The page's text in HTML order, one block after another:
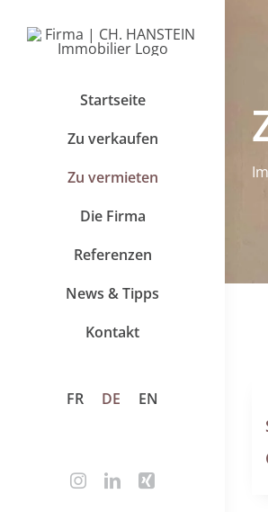
Inhalt
Startseite
Zu verkaufen
Zu vermieten
Die Firma
Referenzen
News & Tipps
Kontakt
FR DE EN